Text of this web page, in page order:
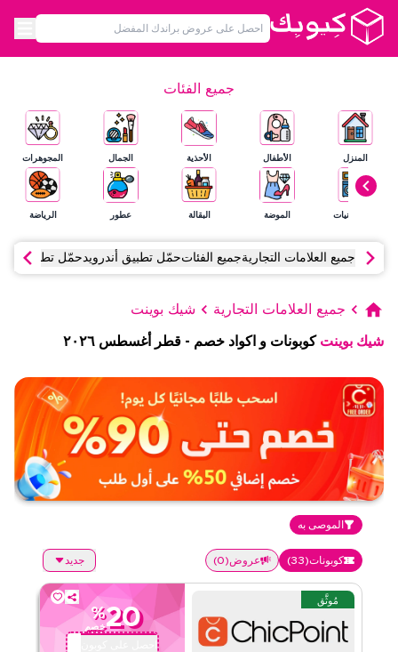
جميع الفئات
المنزل
الإلكترونيات
الأطفال
الموضة
الأحذية
البقالة
الجمال
عطور
المجوهرات
الرياضة
جميع العلامات التجاريةجميع الفئاتحمّل تطبيق أندرويدحمّل تطبيق آي
جميع العلامات التجارية شيك بوينت
شيك بوينت كوبونات و اكواد خصم - قطر أغسطس ٢٠٢٦
الموصى به
كوبونات(
33
) عروض(
0
) جديد
مُوثَّق
20
%
خصم
احصل على كوبون